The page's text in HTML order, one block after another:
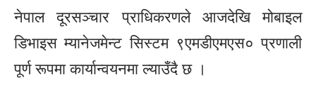
नेपाल दूरसञ्चार प्राधिकरणले आजदेखि मोबाइल
डिभाइस म्यानेजमेन्ट सिस्टम ९एमडीएमएस० प्रणाली
पूर्ण रूपमा कार्यान्वयनमा ल्याउँदै छ ।